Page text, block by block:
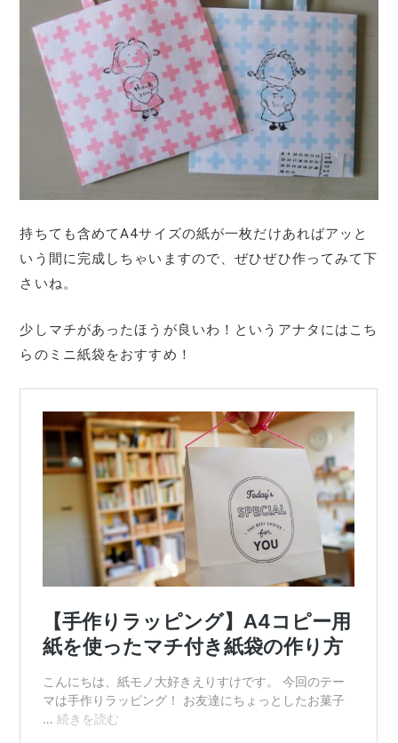
持ちても含めてA4サイズの紙が一枚だけあればアッと
いう間に完成しちゃいますので、ぜひぜひ作ってみて下
さいね。
少しマチがあったほうが良いわ！というアナタにはこち
らのミニ紙袋をおすすめ！